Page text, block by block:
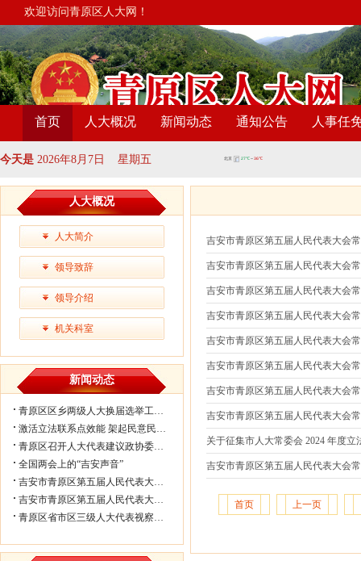
欢迎访问青原区人大网！
首页 人大概况 新闻动态 通知公告 人事任
今天是 2026年8月7日 星期五
人大概况
人大简介
领导致辞
领导介绍
机关科室
新闻动态
青原区区乡两级人大换届选举工作会议...
激活立法联系点效能 架起民意民生连...
青原区召开人大代表建议政协委员提案...
全国两会上的“吉安声音”
吉安市青原区第五届人民代表大会第七...
吉安市青原区第五届人民代表大会第七...
青原区省市区三级人大代表视察民生实...
吉安市青原区第五届人民代表大会
吉安市青原区第五届人民代表大会
吉安市青原区第五届人民代表大会
吉安市青原区第五届人民代表大会
吉安市青原区第五届人民代表大会
吉安市青原区第五届人民代表大会
吉安市青原区第五届人民代表大会
吉安市青原区第五届人民代表大会
关于征集市人大常委会 2024 年度
吉安市青原区第五届人民代表大会
首页 上一页